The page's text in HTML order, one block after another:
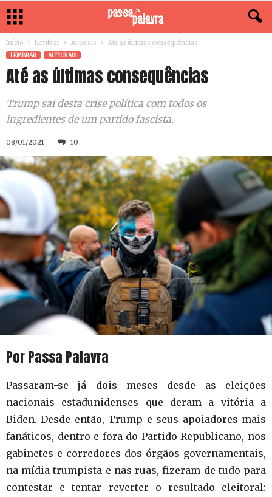
Início Lembrar Autorais Até as últimas consequências
LEMBRAR AUTORAIS
Até as últimas consequências
Trump sai desta crise política com todos os
ingredientes de um partido fascista.
08/01/2021 10
Por Passa Palavra
Passaram-se já dois meses desde as eleições
nacionais estadunidenses que deram a vitória a
Biden. Desde então, Trump e seus apoiadores mais
fanáticos, dentro e fora do Partido Republicano, nos
gabinetes e corredores dos órgãos governamentais,
na mídia trumpista e nas ruas, fizeram de tudo para
contestar e tentar reverter o resultado eleitoral: